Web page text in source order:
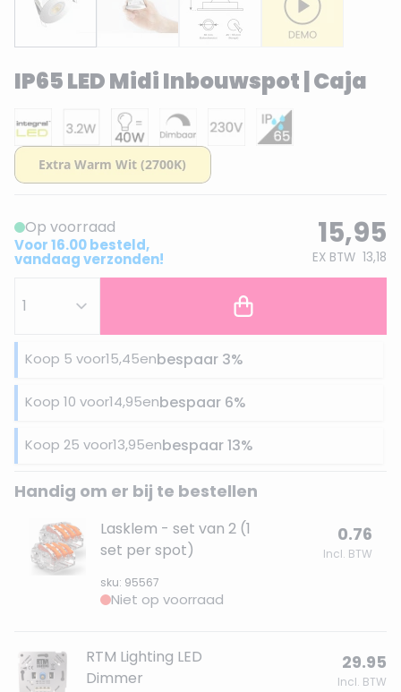
IP65 LED Midi Inbouwspot | Caja
Op voorraad
Voor 16.00 besteld,
vandaag verzonden!
15,95
EX BTW 13,18
Koop 5 voor15,45enbespaar 3%
Koop 10 voor14,95enbespaar 6%
Koop 25 voor13,95enbespaar13%
Handig om er bij te bestellen
Lasklem - set van 2 (1
set per spot)
sku: 95567
0.76
Incl. BTW
Niet op voorraad
RTM Lighting LED
Dimmer
29.95
Incl. BTW